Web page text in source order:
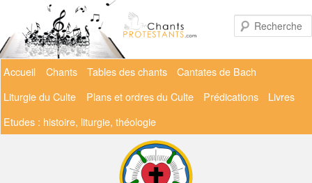
contenu
principal
Menu
Accueil Chants Tables des chants
Cantates de Bach
Liturgie du Culte
Plans et ordres du Culte Prédications
Livres
Etudes : histoire, liturgie, théologie